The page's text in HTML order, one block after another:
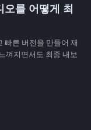
오를 어떻게 최
빠른 버전을 만들어 재
껴지면서도 최종 내보